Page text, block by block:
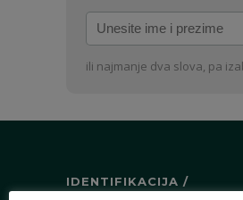
Unesite
ime
iili najmanje dva slova, pa
IDENTIFIKACIJA /